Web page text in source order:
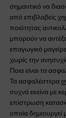
σημαντικό να
από επιβλαβείς
ποιότητας
μπορούν να
επαγωγικό
χωρίς την
Ποια είναι τα
Τα ασφαλέστερα
συχνά εκείνα με
επίστρωση
οποία δημιουργεί